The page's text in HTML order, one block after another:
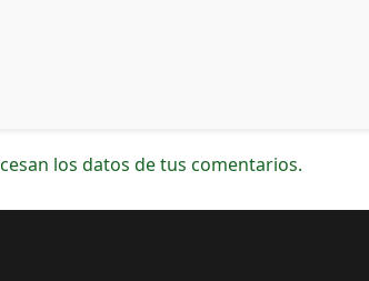
los datos de tus comentarios.